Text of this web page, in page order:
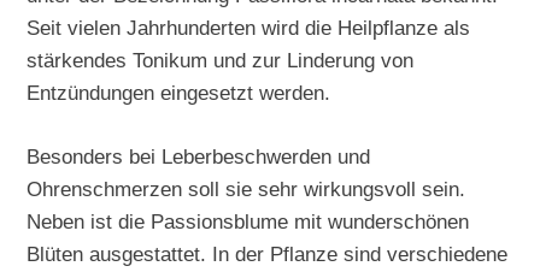
Seit vielen Jahrhunderten wird die Heilpflanze als
stärkendes Tonikum und zur Linderung von
Entzündungen eingesetzt werden.
Besonders bei Leberbeschwerden und
Ohrenschmerzen soll sie sehr wirkungsvoll sein.
Neben ist die Passionsblume mit wunderschönen
Blüten ausgestattet. In der Pflanze sind verschiedene